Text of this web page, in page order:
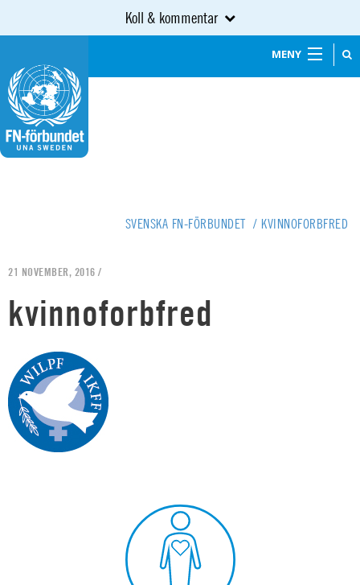
Koll & kommentar
MENY
SVENSKA FN-FÖRBUNDET / KVINNOFORBFRED
21 NOVEMBER, 2016 /
kvinnoforbfred